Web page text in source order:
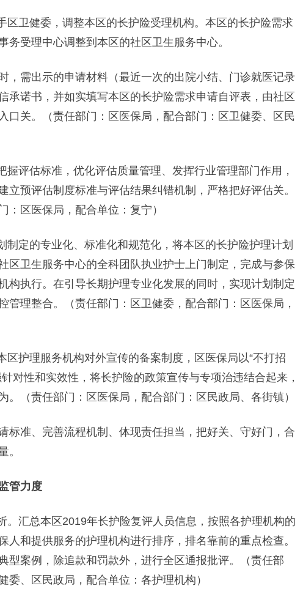
卫健委，调整本区的长护险受理机构。本区的长护险需求
务受理中心调整到本区的社区卫生服务中心。
需出示的申请材料（最近一次的出院小结、门诊就医记录
承诺书，并如实填写本区的长护险需求申请自评表，由社区
口关。（责任部门：区医保局，配合部门：区卫健委、区民
评估标准，优化评估质量管理、发挥行业管理部门作用，
立预评估制度标准与评估结果纠错机制，严格把好评估关。
：区医保局，配合单位：复宁）
定的专业化、标准化和规范化，将本区的长护险护理计划
区卫生服务中心的全科团队执业护士上门制定，完成与参保
构执行。在引导长期护理专业化发展的同时，实现计划制定
管理整合。（责任部门：区卫健委，配合部门：区医保局，
护理服务机构对外宣传的备案制度，区医保局以“不打招
对性和实效性，将长护险的政策宣传与专项治违结合起来，
。（责任部门：区医保局，配合部门：区民政局、各街镇）
准、完善流程机制、体现责任担当，把好关、守好门，合
。
管力度
汇总本区2019年长护险复评人员信息，按照各护理机构的
人和提供服务的护理机构进行排序，排名靠前的重点检查。
型案例，除追款和罚款外，进行全区通报批评。（责任部
委、区民政局，配合单位：各护理机构）